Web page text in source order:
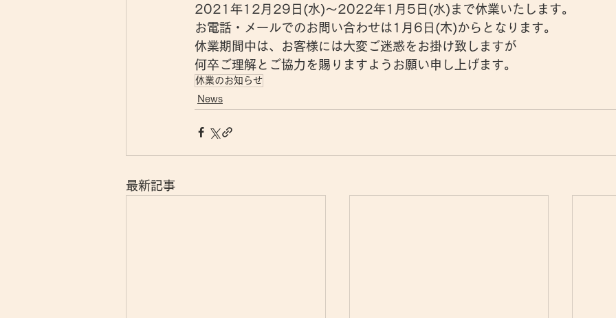
2021年12月29日(水)～2022年1月5日(水)まで休業いたします。
お電話・メールでのお問い合わせは1月6日(木)からとなります。
休業期間中は、お客様には大変ご迷惑をお掛け致しますが
何卒ご理解とご協力を賜りますようお願い申し上げます。
休業のお知らせ
News
最新記事